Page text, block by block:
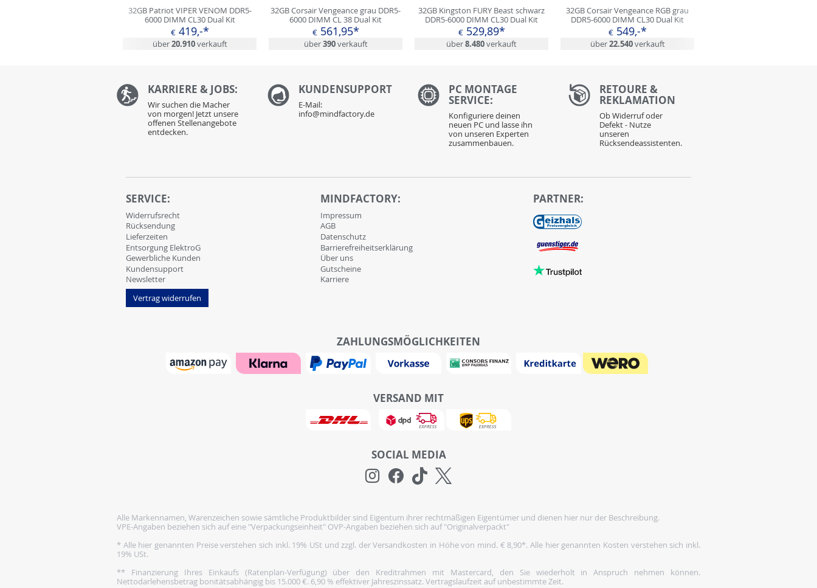
32GB Patriot VIPER VENOM DDR5-
6000 DIMM CL30 Dual Kit
€419,-*
über20.910verkauft
32GB Corsair Vengeance grau DDR5-
6000 DIMM CL 38 Dual Kit
€561,95*
über390verkauft
32GB Kingston FURY Beast schwarz
DDR5-6000 DIMM CL30 Dual Kit
€529,89*
über8.480verkauft
32GB Corsair Vengeance RGB grau
DDR5-6000 DIMM CL30 Dual Kit
€549,-*
über22.540verkauft
KARRIERE & JOBS:
Wir suchen die Macher
von morgen! Jetzt unsere
offenen Stellenangebote
entdecken.
KUNDENSUPPORT
E-Mail:
info@mindfactory.de
PC MONTAGE
SERVICE:
Konfiguriere deinen
neuen PC und lasse ihn
von unseren Experten
zusammenbauen.
RETOURE &
REKLAMATION
Ob Widerruf oder
Defekt - Nutze
unseren
Rücksendeassistenten.
SERVICE:
Widerrufsrecht
Rücksendung
Lieferzeiten
Entsorgung ElektroG
Gewerbliche Kunden
Kundensupport
Newsletter
Vertrag widerrufen
MINDFACTORY:
Impressum
AGB
Datenschutz
Barrierefreiheitserklärung
Über uns
Gutscheine
Karriere
PARTNER:
ZAHLUNGSMÖGLICHKEITEN
VERSAND MIT
SOCIAL MEDIA
Alle Markennamen, Warenzeichen sowie sämtliche Produktbilder sind Eigentum ihrer rechtmäßigen Eigentümer und dienen hier nur der Beschreibung.
VPE-Angaben beziehen sich auf eine "Verpackungseinheit" OVP-Angaben beziehen sich auf "Originalverpackt"
* Alle hier genannten Preise verstehen sich inkl. 19% USt und zzgl. der Versandkosten in Höhe von mind. € 8,90*. Alle hier genannten Kosten verstehen sich inkl.
19% USt.
** Finanzierung Ihres Einkaufs (Ratenplan-Verfügung) über den Kreditrahmen mit Mastercard, den Sie wiederholt in Anspruch nehmen können.
Nettodarlehensbetrag bonitätsabhängig bis 15.000 €. 6,90 % effektiver Jahreszinssatz. Vertragslaufzeit auf unbestimmte Zeit.